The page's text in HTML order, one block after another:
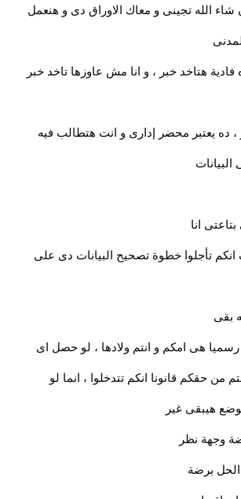
شاء الله تجينى و معاك الاوراق دى و هنعمل
هتاخد خبر ، و انا مش عاوزها تاخد خبر
، ده يعتبر محضر إدارى و انت هتطالب فيه
انا
تأجلوا خطوة تصحيح البيانات دى على
بقى
هى امكم و انتم ولادها ، لو حصل اى
من حقكم قانونا انكم تتدخلوا ، انما لو
هيبقى غير
وجهة نظر
برضة